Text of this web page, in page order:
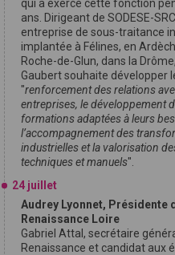
qui a exercé cette fonction
ans. Dirigeant de SODESE-
entreprise de sous-traitance
implantée à Félines, en
Roche-de-Glun, dans la
Gaubert souhaite développer
"renforcement des relations
entreprises, le développement
formations adaptées à leurs
l’accompagnement des
industrielles et la valorisation
techniques et manuels".
24 juillet
Audrey Lyonnet, Présidente
Renaissance Loire
Gabriel Attal, secrétaire
Renaissance et candidat aux